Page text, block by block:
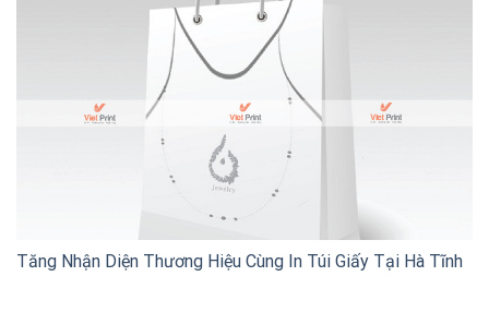
Tăng Nhận Diện Thương Hiệu Cùng In Túi Giấy Tại Hà Tĩnh